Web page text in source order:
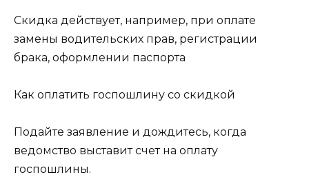
Скидка действует, например, при оплате
замены водительских прав, регистрации
брака, оформлении паспорта
Как оплатить госпошлину со скидкой
Подайте заявление и дождитесь, когда
ведомство выставит счет на оплату
госпошлины.